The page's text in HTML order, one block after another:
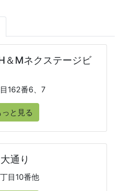
＆Mネクステージビ
162番6、7
っと見る
通り
目10番他